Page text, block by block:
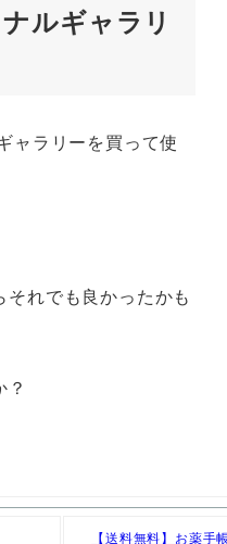
ルギャラリ
ャラリーを買って使
それでも良かったかも
【送料無料】お薬手